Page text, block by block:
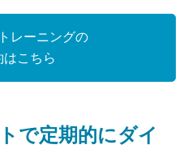
レーニングの
はこちら
で定期的にダイ